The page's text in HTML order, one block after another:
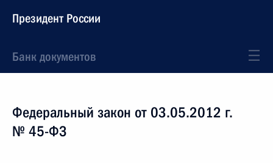
Президент России
Банк документов
Федеральный закон от 03.05.2012 г.
№ 45-ФЗ